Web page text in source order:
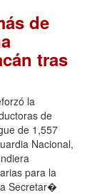
de
tras
la
de
de 1,557
Nacional,
para la
Secretar�